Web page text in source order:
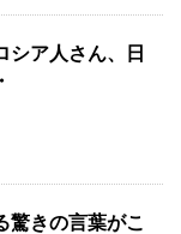
シア人さん、日
驚きの言葉がこ